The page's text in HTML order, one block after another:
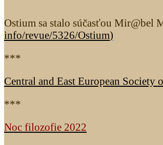
Ostium sa stalo súčasťou Mir@bel
info/revue/5326/Ostium)
***
Central and East European Society
***
Noc filozofie 2022